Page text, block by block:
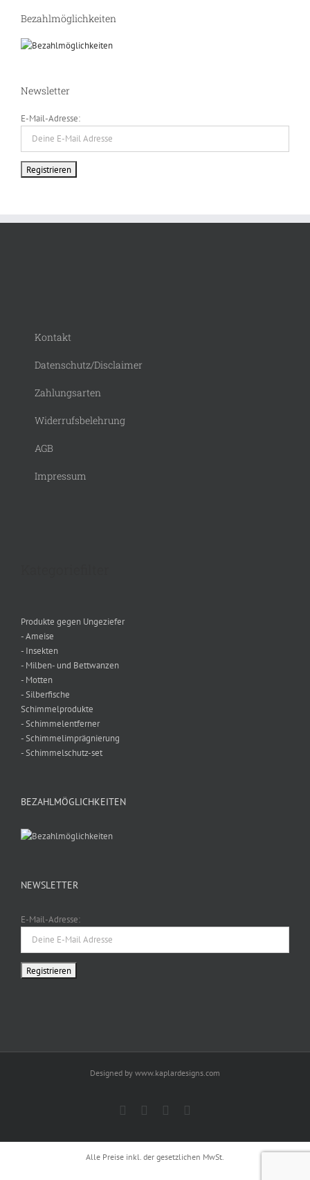
Bezahlmöglichkeiten
Newsletter
E-Mail-Adresse:
Kontakt
Datenschutz/Disclaimer
Zahlungsarten
Widerrufsbelehrung
AGB
Impressum
Produkte gegen Ungeziefer
- Ameise
- Insekten
- Milben- und Bettwanzen
- Motten
- Silberfische
Schimmelprodukte
- Schimmelentferner
- Schimmelimprägnierung
- Schimmelschutz-set
BEZAHLMÖGLICHKEITEN
NEWSLETTER
E-Mail-Adresse:
Designed by www.kaplardesigns.com
Facebook
TwitterInstagram
Alle Preise inkl. der gesetzlichen MwSt.